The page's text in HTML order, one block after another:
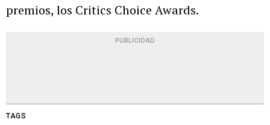
premios, los Critics Choice Awards.
PUBLICIDAD
TAGS